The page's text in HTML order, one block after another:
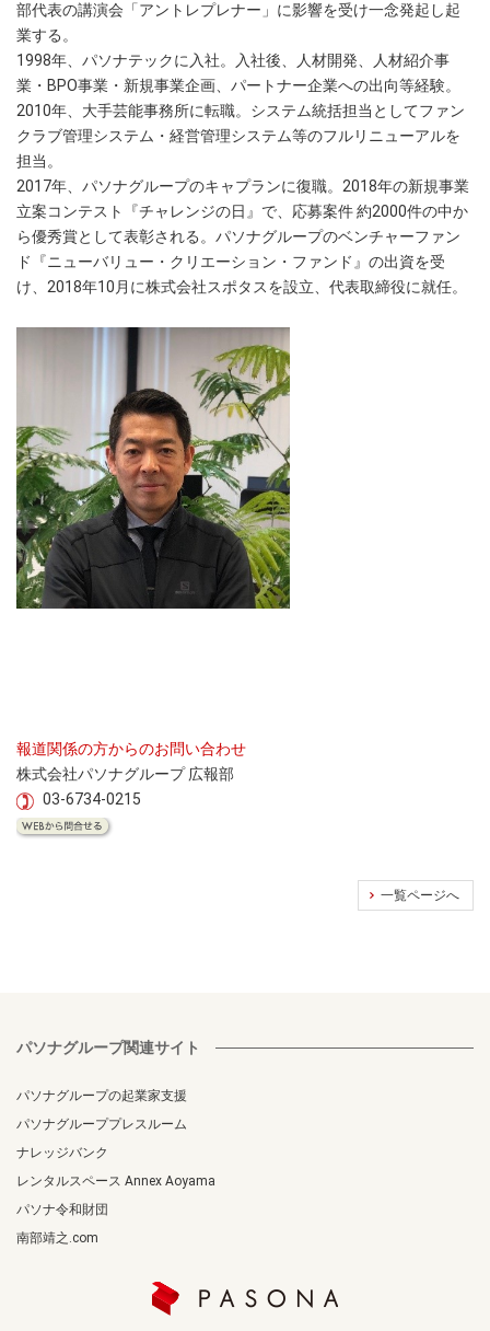
部代表の講演会「アントレプレナー」に影響を受け一念発起し起
業する。
1998年、パソナテックに入社。入社後、人材開発、人材紹介事
業・BPO事業・新規事業企画、パートナー企業への出向等経験。
2010年、大手芸能事務所に転職。システム統括担当としてファン
クラブ管理システム・経営管理システム等のフルリニューアルを
担当。
2017年、パソナグループのキャプランに復職。2018年の新規事業
立案コンテスト『チャレンジの日』で、応募案件 約2000件の中か
ら優秀賞として表彰される。パソナグループのベンチャーファン
ド『ニューバリュー・クリエーション・ファンド』の出資を受
け、2018年10月に株式会社スポタスを設立、代表取締役に就任。
報道関係の方からのお問い合わせ
株式会社パソナグループ 広報部
03-6734-0215
一覧ページへ
パソナグループ関連サイト
パソナグループの起業家支援
パソナグループプレスルーム
ナレッジバンク
レンタルスペース Annex Aoyama
パソナ令和財団
南部靖之.com